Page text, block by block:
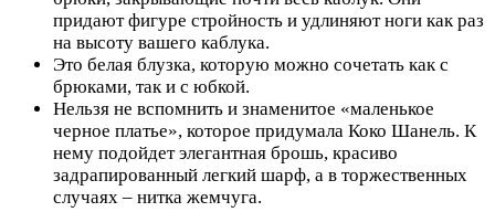
придают фигуре стройность и удлиняют ноги как раз
на высоту вашего каблука.
Это белая блузка, которую можно сочетать как с
брюками, так и с юбкой.
Нельзя не вспомнить и знаменитое «маленькое
черное платье», которое придумала Коко Шанель. К
нему подойдет элегантная брошь, красиво
задрапированный легкий шарф, а в торжественных
случаях – нитка жемчуга.